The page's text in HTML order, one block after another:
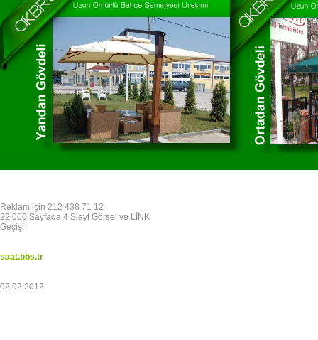
Reklam için 212 438 71 12
22,000 Sayfada 4 Slayt Görsel ve LİNK
Geçişi
saat.bbs.tr
02.02.2012